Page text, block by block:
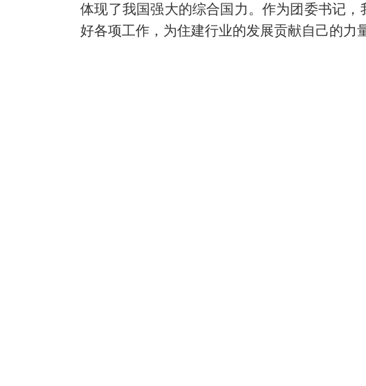
体现了我国强大的综合国力。作为团委书记
好各项工作，为住建行业的发展贡献自己的力